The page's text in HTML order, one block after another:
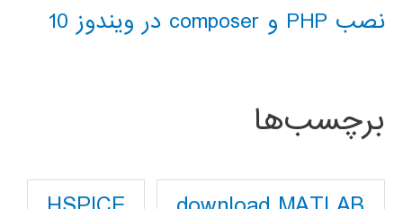
نصب PHP و composer در ویندوز 10
برچسب‌ها